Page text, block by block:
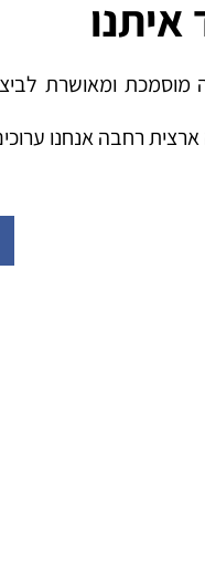
מוסמכת ומאושרת
רחבה אנחנו